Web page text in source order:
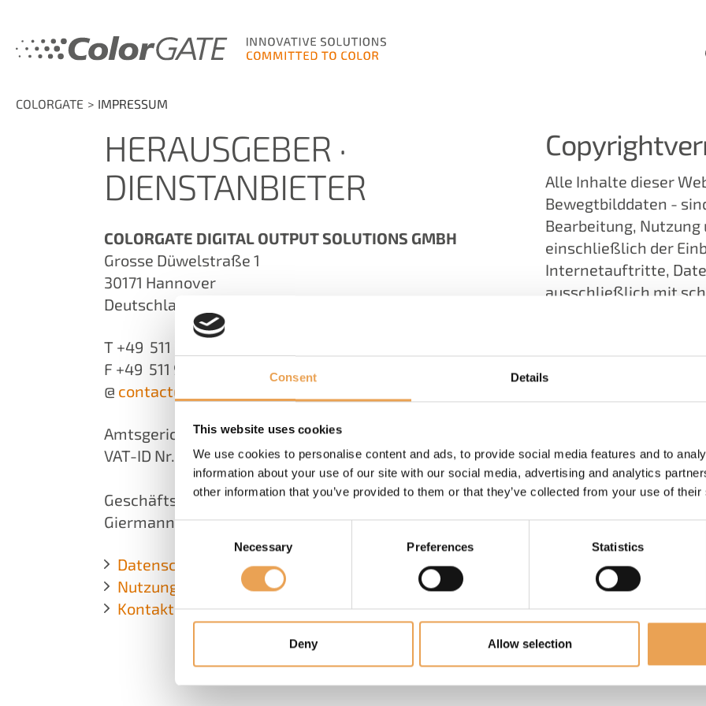
Consent Details
This website uses cookies
We use cookies to personalise content and ads, to provide social media features and to
information about your use of our site with our social media, advertising and analytics
other information that you’ve provided to them or that they’ve collected from your use of
Necessary Preferences Statistics
Deny Allow selection
COLORGATE IMPRESSUM
HERAUSGEBER ·
DIENSTANBIETER
COLORGATE DIGITAL OUTPUT SOLUTIONS GMBH
Grosse Düwelstraße 1
30171 Hannover
Deutschland
T +49 511 942 93-0
F +49 511 942 93- 40
@ contact@
Amtsgericht Hannover · HRB 56616
VAT-ID Nr. DE 190 902 156
Geschäftsführer: Oliver Luedtke, Toshinori Arita,Thomas
Giermann
Datenschutz
Nutzungsbedingungen
Kontakt
Alle Inhalte dieser
Bewegtbilddaten -
Bearbeitung,
einschließlich der
Internetauftritte,
ausschließlich mit
ColorGATE,
Plategate, Value Pack,
SmartControl sind
ColorGATE Digital
Produkt- und
Marken der jeweiligen
ständiger
Leistungsmerkmale
ändern.
Online Concept ·
abteilung_digital
Kommunikation im
digital.de